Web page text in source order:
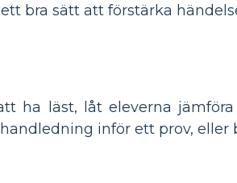
bra sätt att förstärka
ha läst, låt eleverna
inför ett prov, eller